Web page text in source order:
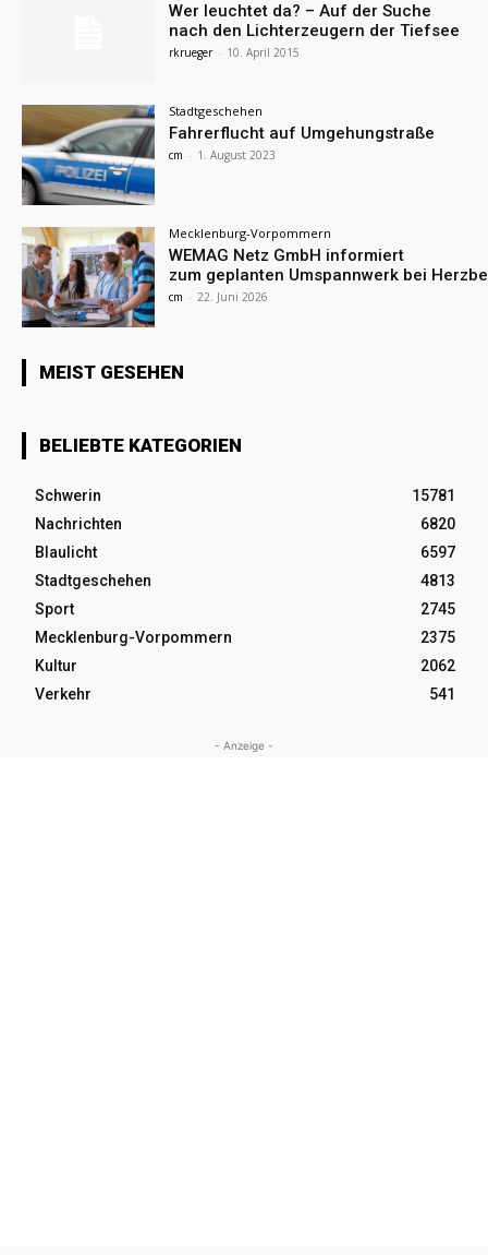
Wer leuchtet da? – Auf der Suche
nach den Lichterzeugern der Tiefsee
rkrueger - 10. April 2015
Stadtgeschehen
Fahrerflucht auf Umgehungstraße
cm - 1. August 2023
Mecklenburg-Vorpommern
WEMAG Netz GmbH informiert
zum geplanten Umspannwerk bei
cm - 22. Juni 2026
MEIST GESEHEN
BELIEBTE KATEGORIEN
Schwerin
15781
Nachrichten
6820
Blaulicht
6597
Stadtgeschehen
4813
Sport
2745
Mecklenburg-Vorpommern
2375
Kultur
2062
Verkehr
541
- Anzeige -